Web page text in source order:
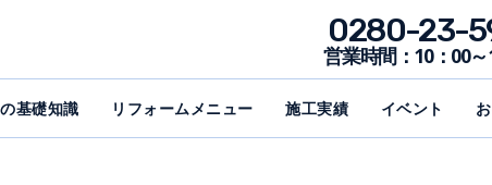
0280-23-
営業時間：10：00～
基礎知識 リフォームメニュー 施工実績 イベント